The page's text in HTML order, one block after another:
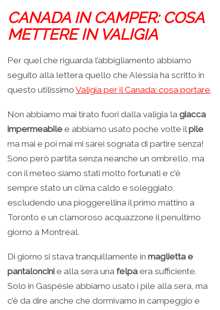
CANADA IN CAMPER: COSA
METTERE IN VALIGIA
Per quel che riguarda l’abbigliamento abbiamo
seguito alla lettera quello che Alessia ha scritto in
questo utilissimo Valigia per il Canada: cosa portare.
Non abbiamo mai tirato fuori dalla valigia la giacca
impermeabile e abbiamo usato poche volte ilpile
ma mai e poi mai mi sarei sognata di partire senza!
Sono però partita senza neanche un ombrello, ma
con il meteo siamo stati molto fortunati e c’è
sempre stato un clima caldo e soleggiato,
escludendo una pioggerellina il primo mattino a
Toronto e un clamoroso acquazzone il penultimo
giorno a Montreal.
Di giorno si stava tranquillamente in maglietta e
pantaloncini e alla sera una felpaera sufficiente.
Solo in Gaspésie abbiamo usato i pile alla sera, ma
c’è da dire anche che dormivamo in campeggio e